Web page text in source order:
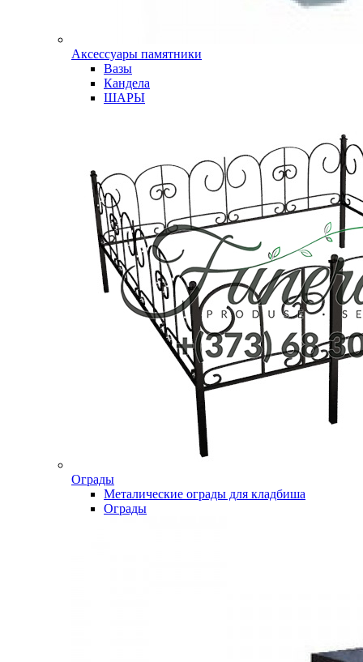
Аксессуары памятники
Вазы
Кандела
ШАРЫ
Ограды
Металические ограды для кладбиша
Ограды